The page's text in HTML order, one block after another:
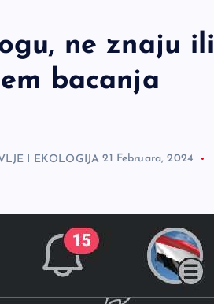
ne znaju ili
bacanja
I EKOLOGIJA 21 Februara, 2024